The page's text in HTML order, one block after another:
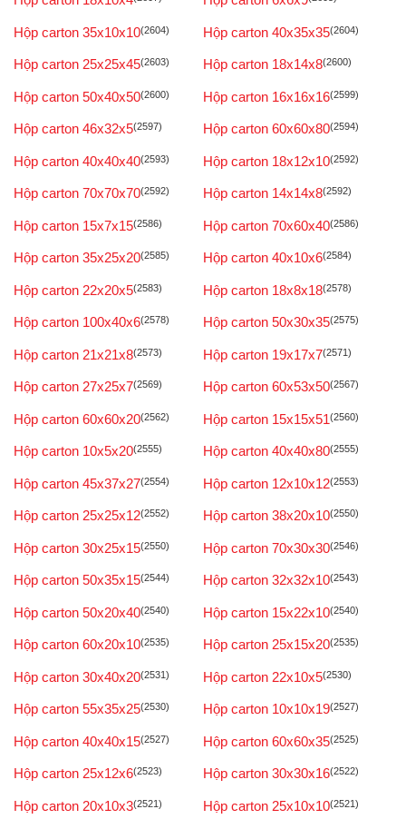
Hộp carton 35x10x10(2604) Hộp carton 40x35x35(2604)
Hộp carton 25x25x45(2603) Hộp carton 18x14x8(2600)
Hộp carton 50x40x50(2600) Hộp carton 16x16x16(2599)
Hộp carton 46x32x5(2597) Hộp carton 60x60x80(2594)
Hộp carton 40x40x40(2593) Hộp carton 18x12x10(2592)
Hộp carton 70x70x70(2592) Hộp carton 14x14x8(2592)
Hộp carton 15x7x15(2586) Hộp carton 70x60x40(2586)
Hộp carton 35x25x20(2585) Hộp carton 40x10x6(2584)
Hộp carton 22x20x5(2583) Hộp carton 18x8x18(2578)
Hộp carton 100x40x6(2578) Hộp carton 50x30x35(2575)
Hộp carton 21x21x8(2573) Hộp carton 19x17x7(2571)
Hộp carton 27x25x7(2569) Hộp carton 60x53x50(2567)
Hộp carton 60x60x20(2562) Hộp carton 15x15x51(2560)
Hộp carton 10x5x20(2555) Hộp carton 40x40x80(2555)
Hộp carton 45x37x27(2554) Hộp carton 12x10x12(2553)
Hộp carton 25x25x12(2552) Hộp carton 38x20x10(2550)
Hộp carton 30x25x15(2550) Hộp carton 70x30x30(2546)
Hộp carton 50x35x15(2544) Hộp carton 32x32x10(2543)
Hộp carton 50x20x40(2540) Hộp carton 15x22x10(2540)
Hộp carton 60x20x10(2535) Hộp carton 25x15x20(2535)
Hộp carton 30x40x20(2531) Hộp carton 22x10x5(2530)
Hộp carton 55x35x25(2530) Hộp carton 10x10x19(2527)
Hộp carton 40x40x15(2527) Hộp carton 60x60x35(2525)
Hộp carton 25x12x6(2523) Hộp carton 30x30x16(2522)
Hộp carton 20x10x3(2521) Hộp carton 25x10x10(2521)